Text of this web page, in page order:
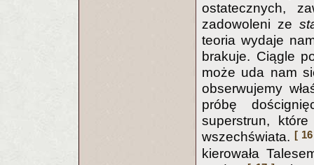
ostatecznych,
zadowoleni ze
teoria wydaje
brakuje. Ciągle
może uda nam
obserwujemy
próbę
superstrun,
wszechświata. [
kierowała